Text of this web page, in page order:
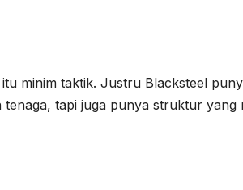
minim taktik. Justru Blacksteel
tenaga, tapi juga punya struktur